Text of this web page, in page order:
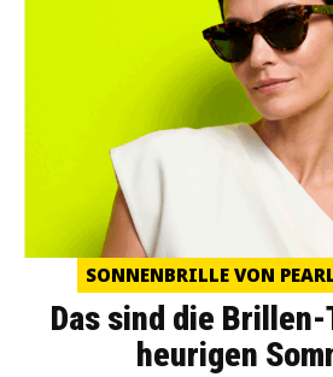
SONNENBRILLE VON
Das sind die
heurigen